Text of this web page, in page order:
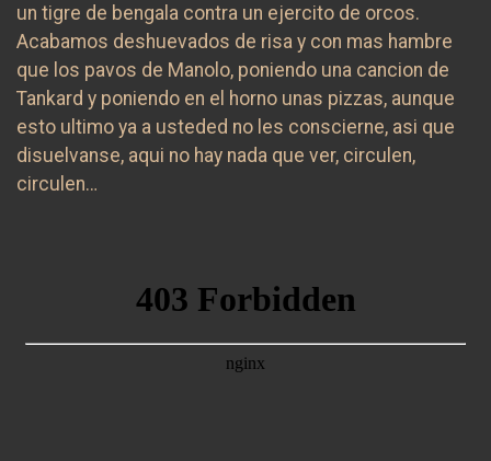
un tigre de bengala contra un ejercito de orcos.
Acabamos deshuevados de risa y con mas hambre
que los pavos de Manolo, poniendo una cancion de
Tankard y poniendo en el horno unas pizzas, aunque
esto ultimo ya a usteded no les conscierne, asi que
disuelvanse, aqui no hay nada que ver, circulen,
circulen…